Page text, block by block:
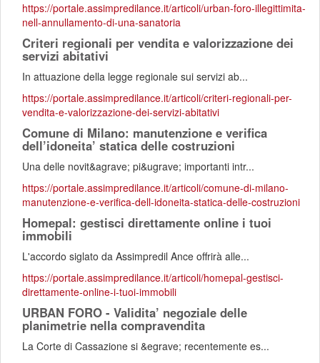
https://portale.assimpredilance.it/articoli/urban-foro-illegittimita-
nell-annullamento-di-una-sanatoria
Criteri regionali per vendita e valorizzazione dei
servizi abitativi
In attuazione della legge regionale sui servizi ab...
https://portale.assimpredilance.it/articoli/criteri-regionali-per-
vendita-e-valorizzazione-dei-servizi-abitativi
Comune di Milano: manutenzione e verifica
dell’idoneita’ statica delle costruzioni
Una delle novit&agrave; pi&ugrave; importanti intr...
https://portale.assimpredilance.it/articoli/comune-di-milano-
manutenzione-e-verifica-dell-idoneita-statica-delle-costruzioni
Homepal: gestisci direttamente online i tuoi
immobili
L'accordo siglato da Assimpredil Ance offrirà alle...
https://portale.assimpredilance.it/articoli/homepal-gestisci-
direttamente-online-i-tuoi-immobili
URBAN FORO - Validita’ negoziale delle
planimetrie nella compravendita
La Corte di Cassazione si &egrave; recentemente es...